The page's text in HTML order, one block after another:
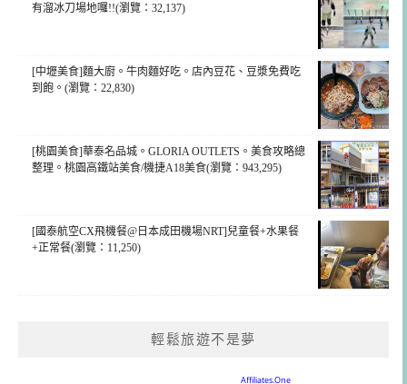
有溜冰刀場地囉!!(瀏覽：32,137)
[中壢美食]麵大廚。牛肉麵好吃。店內豆花、豆漿免費吃
到飽。(瀏覽：22,830)
[桃園美食]華泰名品城。GLORIA OUTLETS。美食攻略總
整理。桃園高鐵站美食/機捷A18美食(瀏覽：943,295)
[國泰航空CX飛機餐@日本成田機場NRT]兒童餐+水果餐
+正常餐(瀏覽：11,250)
輕鬆旅遊不是夢